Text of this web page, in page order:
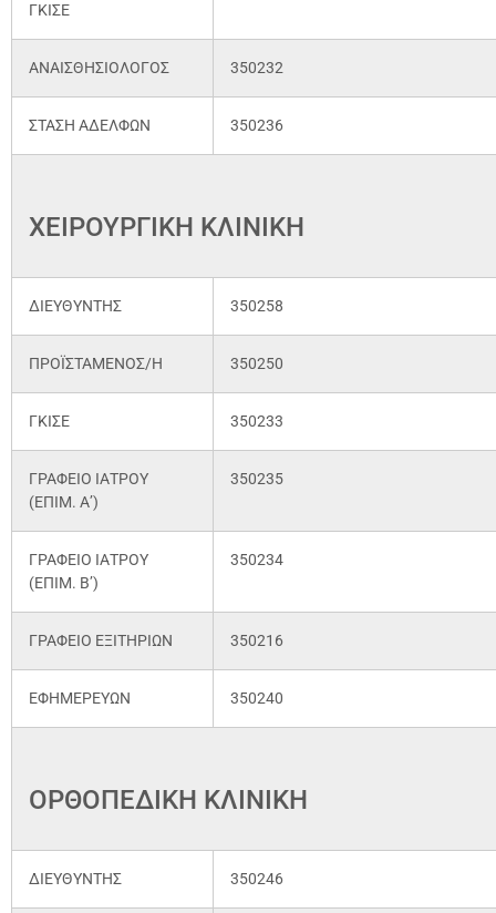
ΓΚΙΣΕ
ΑΝΑΙΣΘΗΣΙΟΛΟΓΟΣ 350232
ΣΤΑΣΗ ΑΔΕΛΦΩΝ 350236
ΧΕΙΡΟΥΡΓΙΚΗ ΚΛΙΝΙΚΗ
ΔΙΕΥΘΥΝΤΗΣ 350258
ΠΡΟΪΣΤΑΜΕΝΟΣ/Η 350250
ΓΚΙΣΕ 350233
ΓΡΑΦΕΙΟ ΙΑΤΡΟΥ
(ΕΠΙΜ. Α’)
350235
ΓΡΑΦΕΙΟ ΙΑΤΡΟΥ
(ΕΠΙΜ. Β’)
350234
ΓΡΑΦΕΙΟ ΕΞΙΤΗΡΙΩΝ 350216
ΕΦΗΜΕΡΕΥΩΝ 350240
ΟΡΘΟΠΕΔΙΚΗ ΚΛΙΝΙΚΗ
ΔΙΕΥΘΥΝΤΗΣ 350246